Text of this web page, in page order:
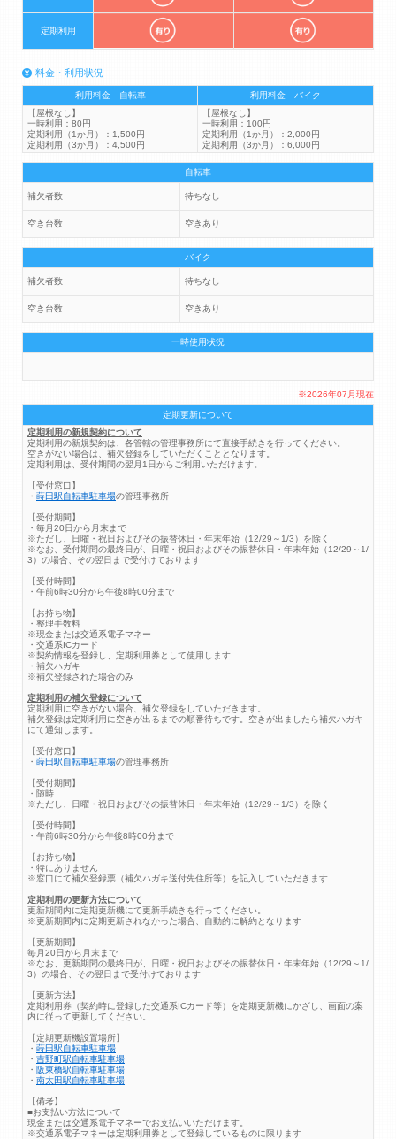
定期利用
料金・利用状況
利用料金 自転車
利用料金 バイク
【屋根なし】
一時利用：80円
定期利用（1か月）：1,500円
定期利用（3か月）：4,500円
【屋根なし】
一時利用：100円
定期利用（1か月）：2,000円
定期利用（3か月）：6,000円
自転車
補欠者数 待ちなし
空き台数 空きあり
バイク
補欠者数 待ちなし
空き台数 空きあり
一時使用状況
※2026年07月現在
定期更新について
定期利用の新規契約について
定期利用の新規契約は、各管轄の管理事務所にて直接手続きを行ってください。
空きがない場合は、補欠登録をしていただくこととなります。
定期利用は、受付期間の翌月1日からご利用いただけます。
【受付窓口】
・ 蒔田駅自転車駐車場の管理事務所
【受付期間】
・毎月20日から月末まで
※ただし、日曜・祝日およびその振替休日・年末年始（12/29～1/3）を除く
※なお、受付期間の最終日が、日曜・祝日およびその振替休日・年末年始（12/29～1/
3）の場合、その翌日まで受付けております
【受付時間】
・午前6時30分から午後8時00分まで
【お持ち物】
・整理手数料
※現金または交通系電子マネー
・交通系ICカード
※契約情報を登録し、定期利用券として使用します
・補欠ハガキ
※補欠登録された場合のみ
定期利用の補欠登録について
定期利用に空きがない場合、補欠登録をしていただきます。
補欠登録は定期利用に空きが出るまでの順番待ちです。空きが出ましたら補欠ハガキ
にて通知します。
【受付窓口】
・ 蒔田駅自転車駐車場の管理事務所
【受付期間】
・随時
※ただし、日曜・祝日およびその振替休日・年末年始（12/29～1/3）を除く
【受付時間】
・午前6時30分から午後8時00分まで
【お持ち物】
・特にありません
※窓口にて補欠登録票（補欠ハガキ送付先住所等）を記入していただきます
定期利用の更新方法について
更新期間内に定期更新機にて更新手続きを行ってください。
※更新期間内に定期更新されなかった場合、自動的に解約となります
【更新期間】
毎月20日から月末まで
※なお、更新期間の最終日が、日曜・祝日およびその振替休日・年末年始（12/29～1/
3）の場合、その翌日まで受付けております
【更新方法】
定期利用券（契約時に登録した交通系ICカード等）を定期更新機にかざし、画面の案
内に従って更新してください。
【定期更新機設置場所】
・ 蒔田駅自転車駐車場
・ 吉野町駅自転車駐車場
・ 阪東橋駅自転車駐車場
・ 南太田駅自転車駐車場
【備考】
■お支払い方法について
現金または交通系電子マネーでお支払いいただけます。
※交通系電子マネーは定期利用券として登録しているものに限ります